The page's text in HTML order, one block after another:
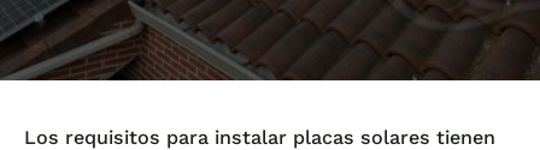
Los requisitos para instalar placas solares tienen